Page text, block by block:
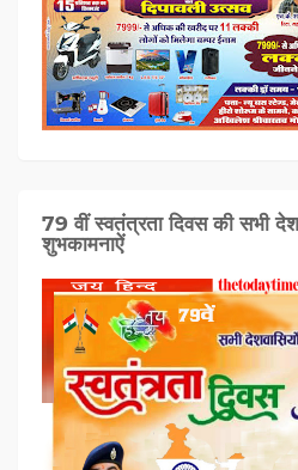
79 वीं स्वतंत्रता दिवस की सभी
शुभकामनाऐं